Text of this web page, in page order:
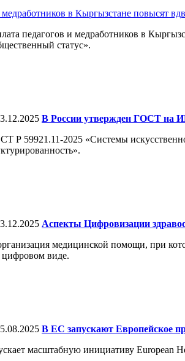
педагогов и медработников в
статус».
В России утвержден ГОСТ на
Р 59921.11-2025 «Системы
Аспекты Цифровизации
медицинской помощи, при
виде.
В ЕС запускают Европейское
масштабную инициативу European